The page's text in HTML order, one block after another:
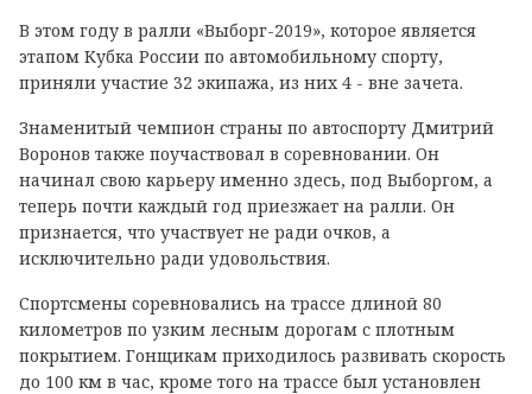
В этом году в ралли «Выборг-2019», которое является
этапом Кубка России по автомобильному спорту,
приняли участие 32 экипажа, из них 4 - вне зачета.
Знаменитый чемпион страны по автоспорту Дмитрий
Воронов также поучаствовал в соревновании. Он
начинал свою карьеру именно здесь, под Выборгом, а
теперь почти каждый год приезжает на ралли. Он
признается, что участвует не ради очков, а
исключительно ради удовольствия.
Спортсмены соревновались на трассе длиной 80
километров по узким лесным дорогам с плотным
покрытием. Гонщикам приходилось развивать скорость
до 100 км в час, кроме того на трассе был установлен